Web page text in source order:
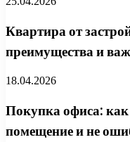
Квартира от
преимущества и
18.04.2026
Покупка офиса:
помещение и не